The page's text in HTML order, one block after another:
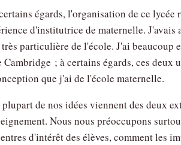
égards, l'organisation de ce lycée
d'institutrice de maternelle. J'avais
particulière de l'école. J'ai beaucoup
Cambridge ; à certains égards, ces deux
que j'ai de l'école maternelle.
plupart de nos idées viennent des deux
Nous nous préoccupons
d'intérêt des élèves, comment les